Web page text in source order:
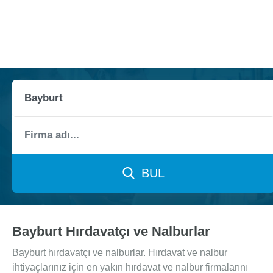
BUL
Bayburt Hırdavatçı ve Nalburlar
Bayburt hırdavatçı ve nalburlar. Hırdavat ve nalbur
ihtiyaçlarınız için en yakın hırdavat ve nalbur firmalarını